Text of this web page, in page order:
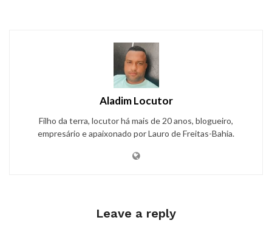
Aladim Locutor
Filho da terra, locutor há mais de 20 anos, blogueiro,
empresário e apaixonado por Lauro de Freitas-Bahia.
Leave a reply